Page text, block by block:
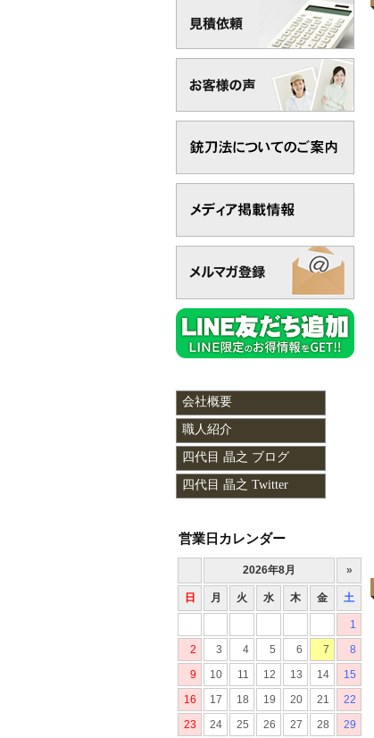
会社概要
職人紹介
四代目 晶之 ブログ
四代目 晶之 Twitter
営業日カレンダー